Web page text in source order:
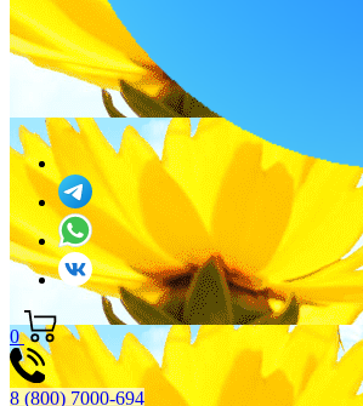
0
8 (800) 7000-694